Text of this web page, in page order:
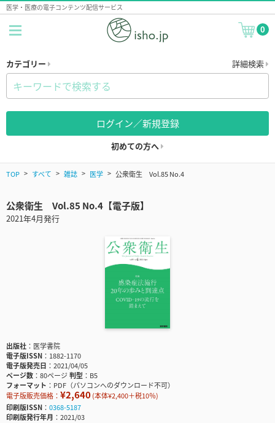
医学・医療の電子コンテンツ配信サービス
0
カテゴリー 詳細検索
ログイン／新規登録
初めての方へ
TOP すべて 雑誌 医学 公衆衛生 Vol.85 No.4
公衆衛生 Vol.85 No.4【電子版】
2021年4月発行
出版社
医学書院
電子版ISSN
1882-1170
電子版発売日
2021/04/05
ページ数
80ページ判型
B5
フォーマット
PDF（パソコンへのダウンロード不可）
電子版販売価格： ¥2,640(本体¥2,400＋税10％)
印刷版ISSN
0368-5187
印刷版発行年月
2021/03